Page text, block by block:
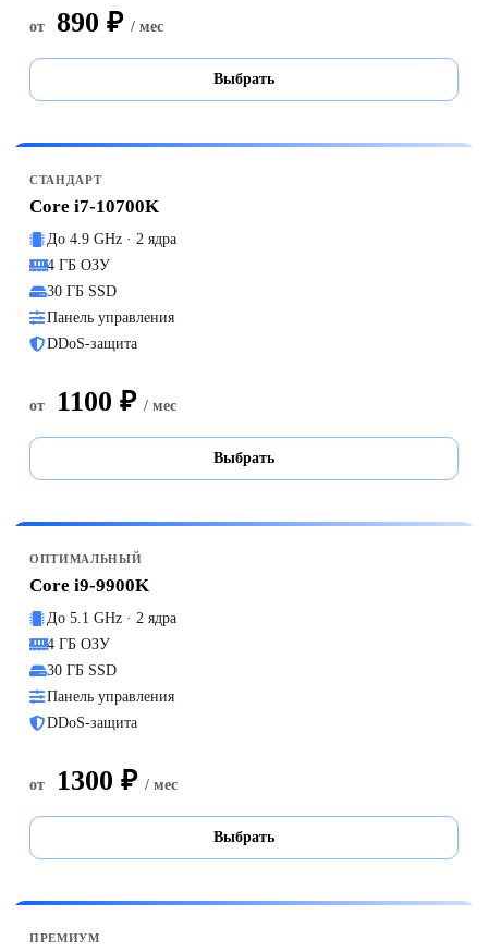
от 890 ₽ / мес
Выбрать
СТАНДАРТ
Core i7-10700K
До 4.9 GHz · 2 ядра
4 ГБ ОЗУ
30 ГБ SSD
Панель управления
DDoS-защита
от 1100 ₽ / мес
Выбрать
ОПТИМАЛЬНЫЙ
Core i9-9900K
До 5.1 GHz · 2 ядра
4 ГБ ОЗУ
30 ГБ SSD
Панель управления
DDoS-защита
от 1300 ₽ / мес
Выбрать
ПРЕМИУМ